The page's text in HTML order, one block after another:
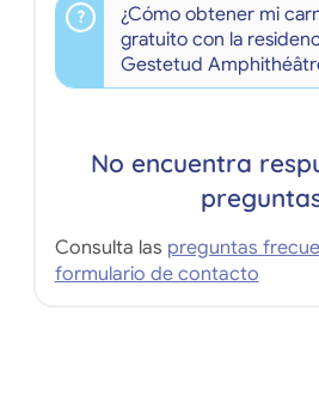
¿Cómo obtener mi
gratuito con la
Gestetud
No encuentra
Consulta las preguntas
formulario de contacto